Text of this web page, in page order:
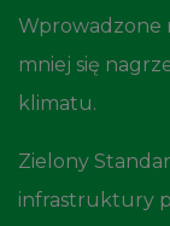
Wprowadzone
mniej się
klimatu.
Zielony
infrastruktury